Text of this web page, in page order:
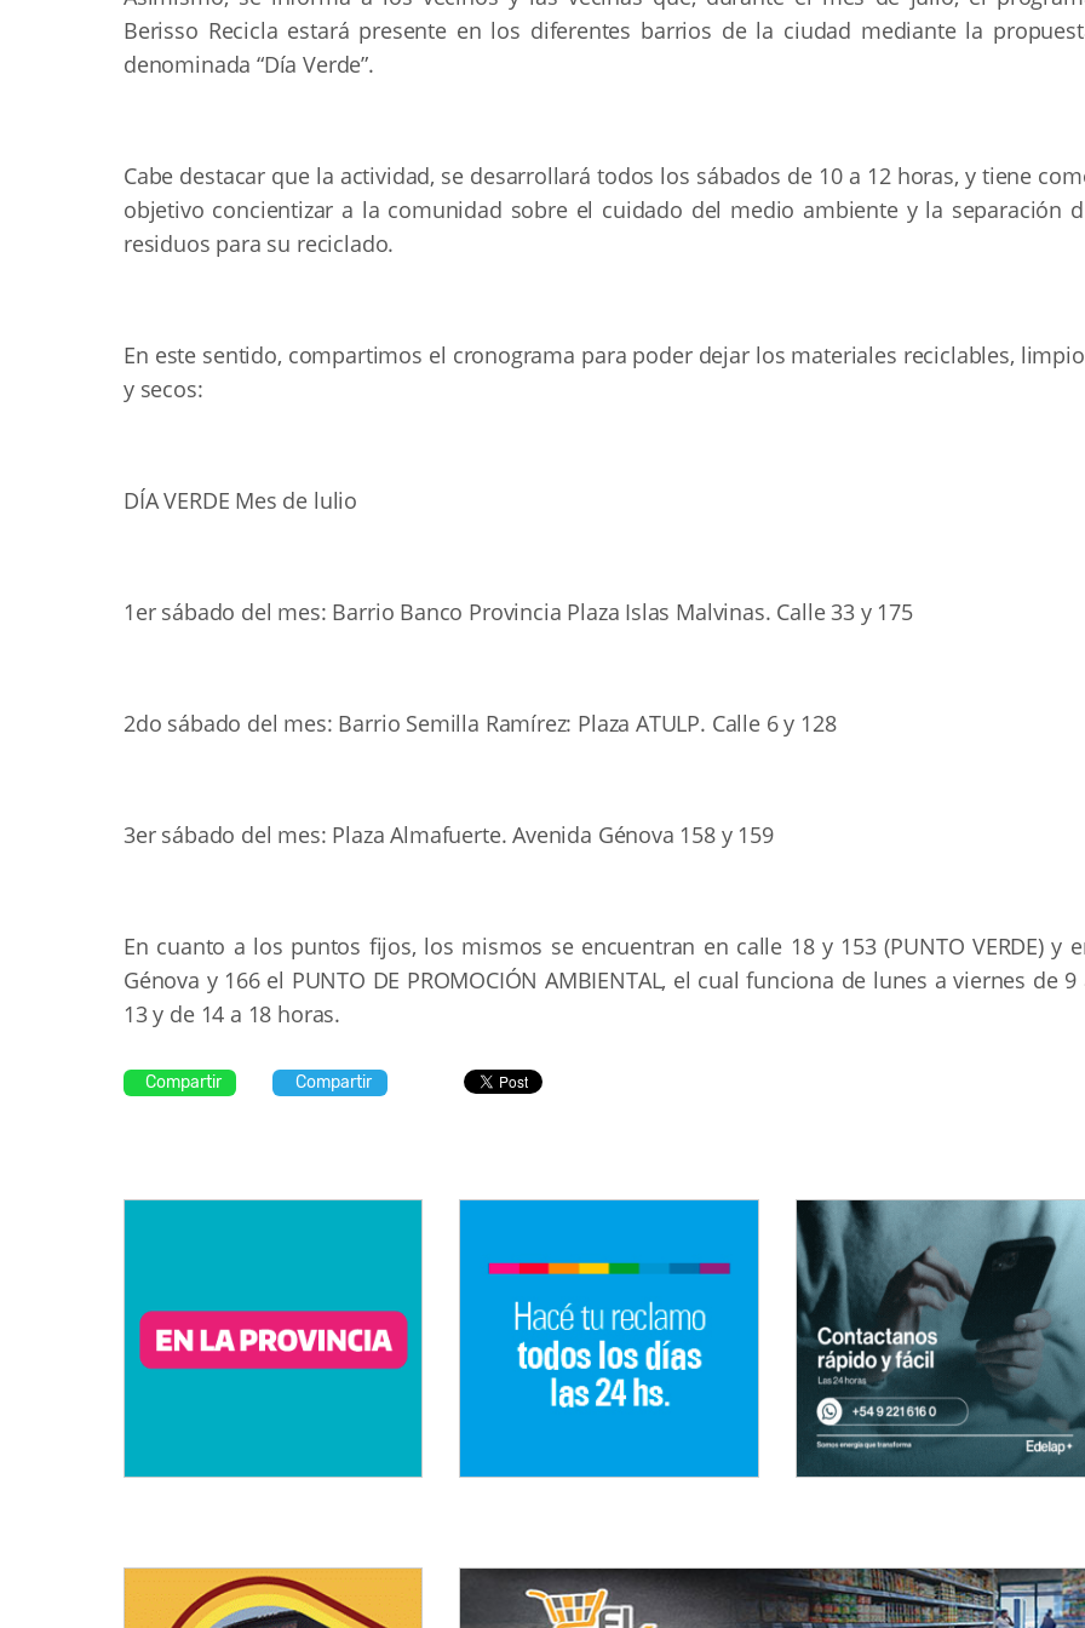
Berisso Recicla estará presente en los diferentes barrios de la ciudad mediante la
denominada “Día Verde”.
Cabe destacar que la actividad, se desarrollará todos los sábados de 10 a 12 horas, y tiene
objetivo concientizar a la comunidad sobre el cuidado del medio ambiente y la separación
residuos para su reciclado.
En este sentido, compartimos el cronograma para poder dejar los materiales reciclables,
y secos:
DÍA VERDE Mes de lulio
1er sábado del mes: Barrio Banco Provincia Plaza Islas Malvinas. Calle 33 y 175
2do sábado del mes: Barrio Semilla Ramírez: Plaza ATULP. Calle 6 y 128
3er sábado del mes: Plaza Almafuerte. Avenida Génova 158 y 159
En cuanto a los puntos fijos, los mismos se encuentran en calle 18 y 153 (PUNTO VERDE) y
Génova y 166 el PUNTO DE PROMOCIÓN AMBIENTAL, el cual funciona de lunes a viernes de 9
13 y de 14 a 18 horas.
Compartir Compartir